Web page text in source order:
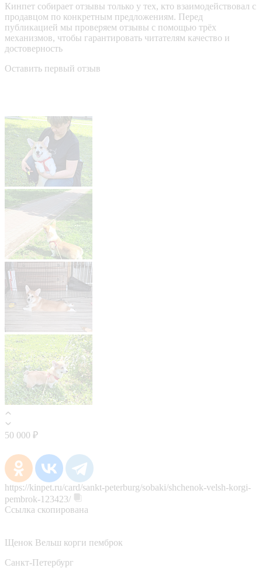
Кинпет собирает отзывы только у тех, кто взаимодействовал с
продавцом по конкретным предложениям. Перед
публикацией мы проверяем отзывы с помощью трёх
механизмов, чтобы гарантировать читателям качество и
достоверность
Оставить первый отзыв
50 000 ₽
https://kinpet.ru/card/sankt-peterburg/sobaki/shchenok-velsh-korgi-
pembrok-123423/
Ссылка скопирована
Щенок Вельш корги пемброк
Санкт-Петербург